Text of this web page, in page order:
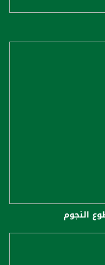
النجوم